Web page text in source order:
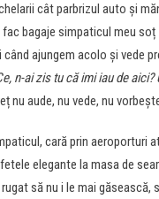
cât parbrizul auto și
bagaje simpaticul meu
ajungem acolo și vede
n-ai zis tu că imi iau de
nu aude, nu vede, nu
cară prin aeroporturi
elegante la masa de
să nu i le mai găsească,